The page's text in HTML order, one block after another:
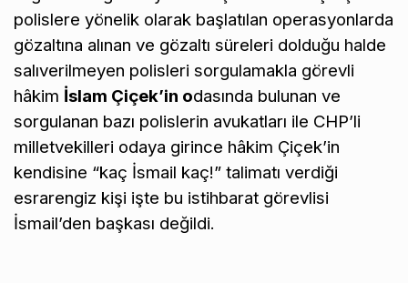
polislere yönelik olarak başlatılan operasyonlarda
gözaltına alınan ve gözaltı süreleri dolduğu halde
salıverilmeyen polisleri sorgulamakla görevli
hâkim İslam Çiçek’in odasında bulunan ve
sorgulanan bazı polislerin avukatları ile CHP’li
milletvekilleri odaya girince hâkim Çiçek’in
kendisine “kaç İsmail kaç!” talimatı verdiği
esrarengiz kişi işte bu istihbarat görevlisi
İsmail’den başkası değildi.